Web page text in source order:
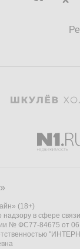
(18+)
в сфере
№ ФС77-84675 от